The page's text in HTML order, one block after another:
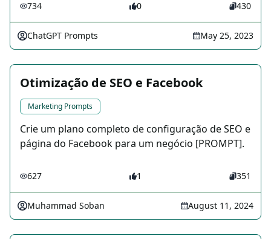
734 0 430
ChatGPT Prompts May 25, 2023
Otimização de SEO e Facebook
Marketing Prompts
Crie um plano completo de configuração de SEO e
página do Facebook para um negócio [PROMPT].
627 1 351
Muhammad Soban August 11, 2024